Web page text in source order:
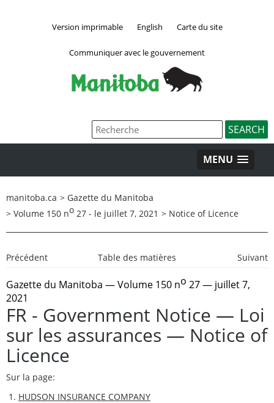
Version imprimable English Carte du site
Communiquer avec le gouvernement
MENU
manitoba.ca > Gazette du Manitoba
> Volume 150 no 27 - le juillet 7, 2021 > Notice of Licence
Précédent Table des matières Suivant
Gazette du Manitoba — Volume 150 no 27 — juillet 7,
2021
FR - Government Notice — Loi
sur les assurances — Notice of
Licence
Sur la page:
HUDSON INSURANCE COMPANY